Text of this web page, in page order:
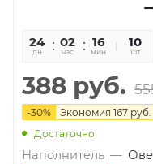
24
дн
02
час
16
мин
51
сек
10
шт
388 руб.
-30% Экономия 167 руб.
Достаточно
Наполнитель —